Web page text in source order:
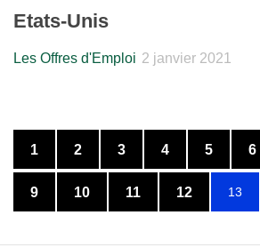
Etats-Unis
Les Offres d'Emploi 2 janvier 2021
1 2 3 4 5 6
9 10 11 12 13